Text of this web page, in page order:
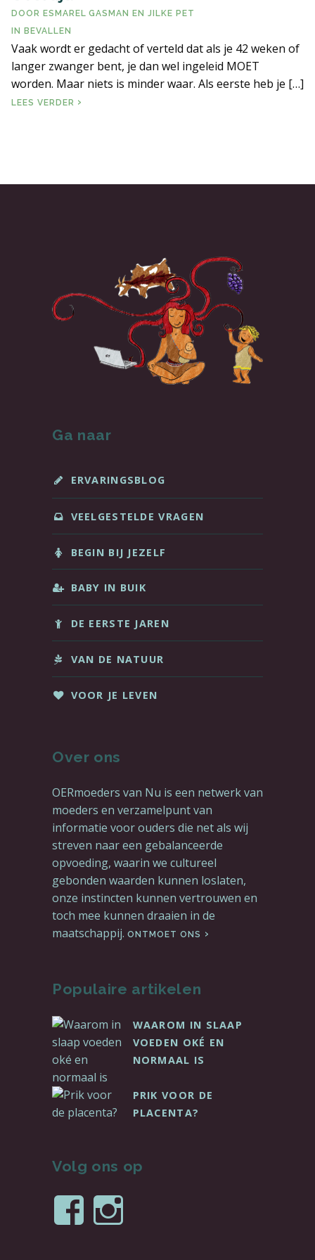
ERVARINGSBLOG
VEELGESTELDE VRAGEN
LITERATUUR EN LINKS
DOOR ESMAREL GASMAN ENJILKE PET
IN BEVALLEN
Vaak wordt er gedacht of verteld dat als je 42 weken of
langer zwanger bent, je dan wel ingeleid MOET
worden. Maar niets is minder waar. Als eerste heb je […]
LEES VERDER OVERTIJD
Ga naar
ERVARINGSBLOG
VEELGESTELDE VRAGEN
BEGIN BIJ JEZELF
BABY IN BUIK
DE EERSTE JAREN
VAN DE NATUUR
VOOR JE LEVEN
Over ons
OERmoeders van Nu is een netwerk van
moeders en verzamelpunt van
informatie voor ouders die net als wij
streven naar een gebalanceerde
opvoeding, waarin we cultureel
gebonden waarden kunnen loslaten,
onze instincten kunnen vertrouwen en
toch mee kunnen draaien in de
maatschappij. ONTMOET ONS
Populaire artikelen
WAAROM IN SLAAP
VOEDEN OKÉ EN
NORMAAL IS
PRIK VOOR DE
PLACENTA?
Volg ons op
Bekijk